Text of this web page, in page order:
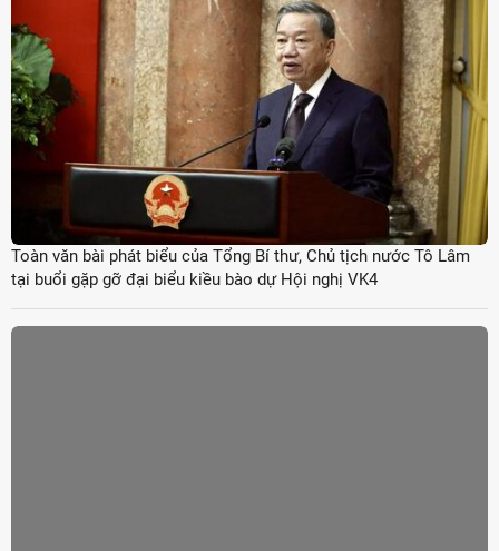
Toàn văn bài phát biểu của Tổng Bí thư, Chủ tịch nước Tô Lâm
tại buổi gặp gỡ đại biểu kiều bào dự Hội nghị VK4